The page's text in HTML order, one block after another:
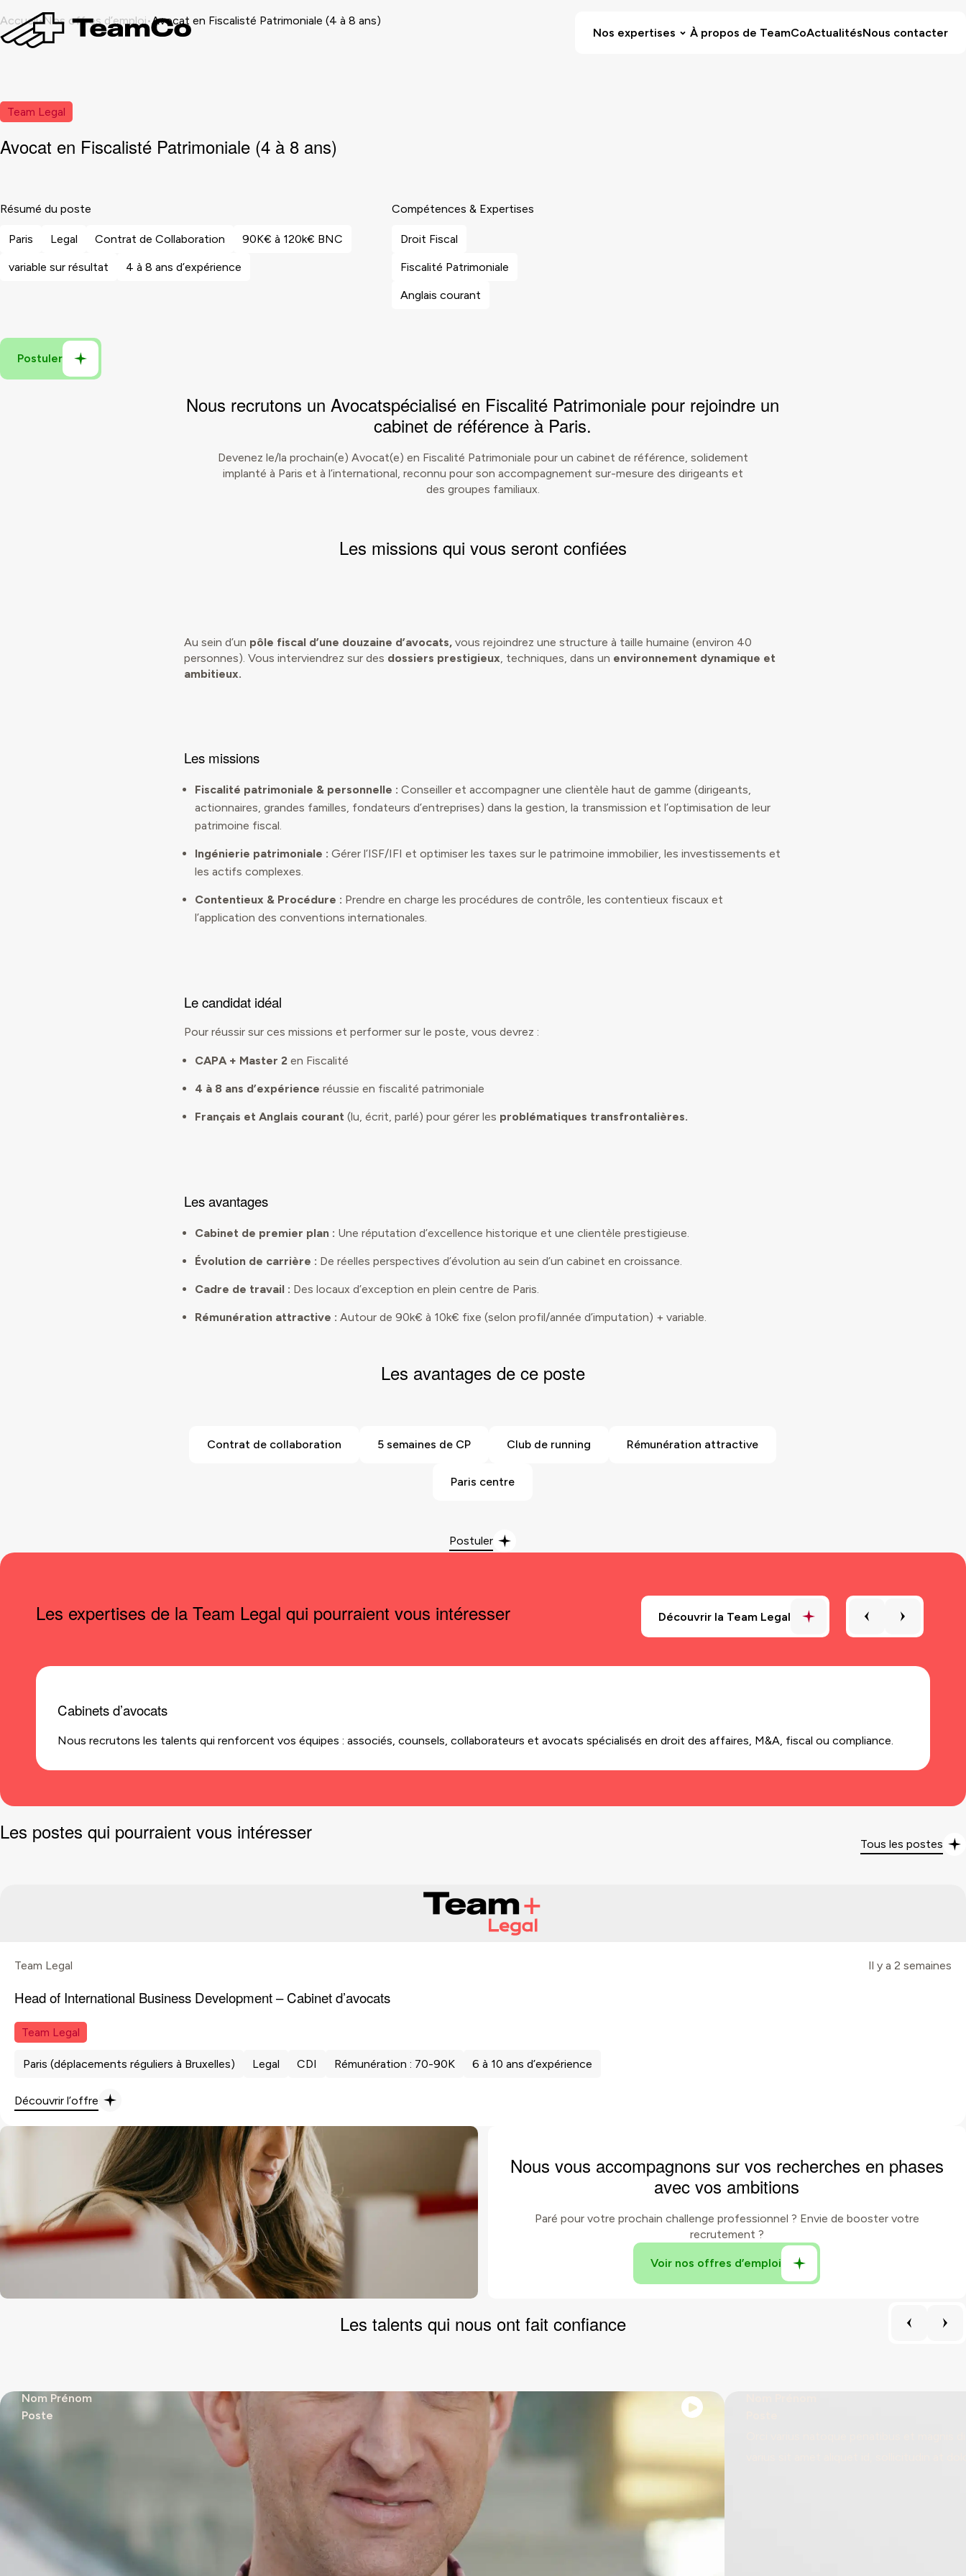
Nos expertises À propos de TeamCoActualitésNous contacter
Accueil Nos offres d’emploi Avocat en Fiscalisté Patrimoniale (4 à 8 ans)
Team Legal
Avocat en Fiscalisté Patrimoniale (4 à 8 ans)
Résumé du poste
Paris Legal Contrat de Collaboration 90K€ à 120k€ BNC
variable sur résultat 4 à 8 ans d’expérience
Compétences & Expertises
Droit Fiscal
Fiscalité Patrimoniale
Anglais courant
Nous recrutons un Avocatspécialisé en Fiscalité Patrimoniale pour rejoindre un
cabinet de référence à Paris.
Devenez le/la prochain(e) Avocat(e) en Fiscalité Patrimoniale pour un cabinet de référence, solidement
implanté à Paris et à l’international, reconnu pour son accompagnement sur-mesure des dirigeants et
des groupes familiaux.
Les missions qui vous seront confiées
Au sein d’un pôle fiscal d’une douzaine d’avocats, vous rejoindrez une structure à taille humaine (environ 40
personnes). Vous interviendrez sur des dossiers prestigieux, techniques, dans un environnement dynamique et
ambitieux.
Les missions
Fiscalité patrimoniale & personnelle : Conseiller et accompagner une clientèle haut de gamme (dirigeants,
actionnaires, grandes familles, fondateurs d’entreprises) dans la gestion, la transmission et l’optimisation de leur
patrimoine fiscal.
Ingénierie patrimoniale : Gérer l’ISF/IFI et optimiser les taxes sur le patrimoine immobilier, les investissements et
les actifs complexes.
Contentieux & Procédure : Prendre en charge les procédures de contrôle, les contentieux fiscaux et
l’application des conventions internationales.
Le candidat idéal
Pour réussir sur ces missions et performer sur le poste, vous devrez :
CAPA + Master 2 en Fiscalité
4 à 8 ans d’expérience réussie en fiscalité patrimoniale
Français et Anglais courant (lu, écrit, parlé) pour gérer les problématiques transfrontalières.
Les avantages
Cabinet de premier plan : Une réputation d’excellence historique et une clientèle prestigieuse.
Évolution de carrière : De réelles perspectives d’évolution au sein d’un cabinet en croissance.
Cadre de travail : Des locaux d’exception en plein centre de Paris.
Rémunération attractive : Autour de 90k€ à 10k€ fixe (selon profil/année d’imputation) + variable.
Les avantages de ce poste
Contrat de collaboration 5 semaines de CP Club de running Rémunération attractive
Paris centre
Postuler
Les expertises de la Team Legal qui pourraient vous intéresser
Cabinets d’avocats
Nous recrutons les talents qui renforcent vos équipes : associés, counsels, collaborateurs et avocats spécialisés en droit des affaires, M&A, fiscal ou compliance.
Les postes qui pourraient vous intéresser
Team Legal Il y a 2 semaines
Head of International Business Development – Cabinet d’avocats
Team Legal
Paris (déplacements réguliers à Bruxelles) Legal CDI Rémunération : 70-90K 6 à 10 ans d’expérience
Découvrir l’offre
Tous les postes
Nous vous accompagnons sur vos recherches en phases
avec vos ambitions
Paré pour votre prochain challenge professionnel ? Envie de booster votre
recrutement ?
Les talents qui nous ont fait confiance
Nom Prénom
Poste